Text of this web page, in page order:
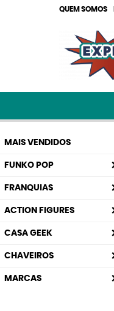
QUEM SOMOS
MAIS VENDIDOS
FUNKO POP
FRANQUIAS
ACTION FIGURES
CASA GEEK
CHAVEIROS
MARCAS